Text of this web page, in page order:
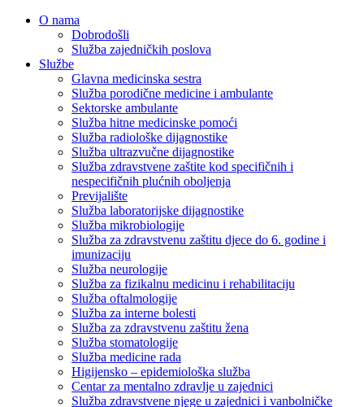
O nama
Dobrodošli
Služba zajedničkih poslova
Službe
Glavna medicinska sestra
Služba porodične medicine i ambulante
Sektorske ambulante
Služba hitne medicinske pomoći
Služba radiološke dijagnostike
Služba ultrazvučne dijagnostike
Služba zdravstvene zaštite kod specifičnih i
nespecifičnih plućnih oboljenja
Previjalište
Služba laboratorijske dijagnostike
Služba mikrobiologije
Služba za zdravstvenu zaštitu djece do 6. godine i
imunizaciju
Služba neurologije
Služba za fizikalnu medicinu i rehabilitaciju
Služba oftalmologije
Služba za interne bolesti
Služba za zdravstvenu zaštitu žena
Služba stomatologije
Služba medicine rada
Higijensko – epidemiološka služba
Centar za mentalno zdravlje u zajednici
Služba zdravstvene njege u zajednici i vanbolničke